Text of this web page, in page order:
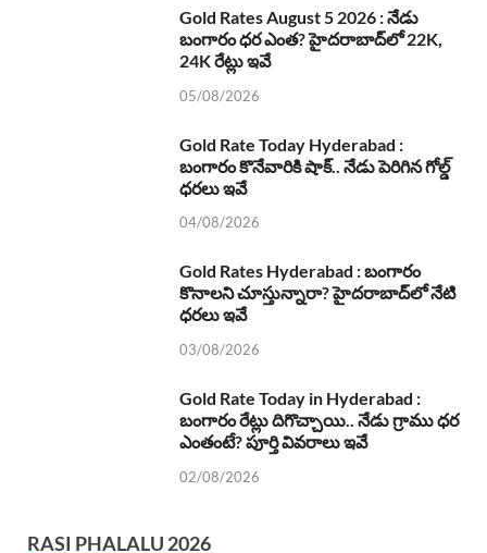
Gold Rates August 5 2026 : నేడు
బంగారం ధర ఎంత? హైదరాబాద్‌లో 22K,
24K రేట్లు ఇవే
05/08/2026
Gold Rate Today Hyderabad :
బంగారం కొనేవారికి షాక్.. నేడు పెరిగిన గోల్డ్
ధరలు ఇవే
04/08/2026
Gold Rates Hyderabad : బంగారం
కొనాలని చూస్తున్నారా? హైదరాబాద్‌లో నేటి
ధరలు ఇవే
03/08/2026
Gold Rate Today in Hyderabad :
బంగారం రేట్లు దిగొచ్చాయి.. నేడు గ్రాము ధర
ఎంతంటే? పూర్తి వివరాలు ఇవే
02/08/2026
RASI PHALALU 2026